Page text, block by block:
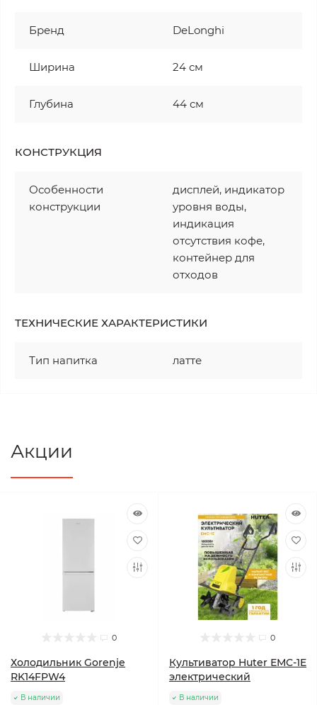
Бренд DeLonghi
Ширина 24 см
Глубина 44 см
КОНСТРУКЦИЯ
Особенности
конструкции
дисплей, индикатор
уровня воды,
индикация
отсутствия кофе,
контейнер для
отходов
ТЕХНИЧЕСКИЕ ХАРАКТЕРИСТИКИ
Тип напитка латте
Акции
0
Холодильник Gorenje
RK14FPW4
В наличии
0
Культиватор Huter ЕМС-1E
электрический
В наличии